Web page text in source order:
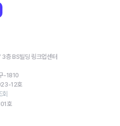
층 BS빌딩 링크업센터
-1810
12호
호